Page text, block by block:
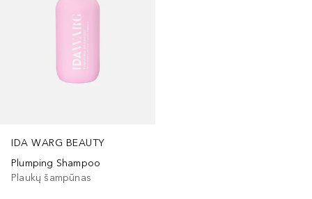
IDA WARG BEAUTY
Plumping Shampoo
Plaukų šampūnas